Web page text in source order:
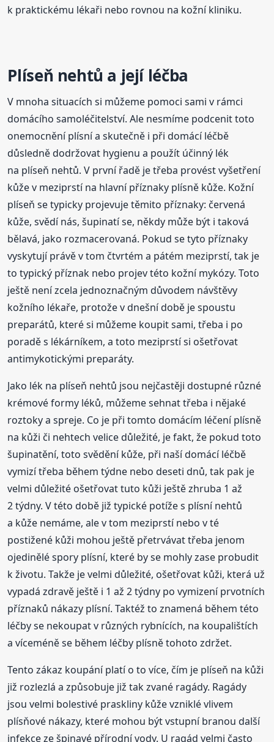
k praktickému lékaři nebo rovnou na kožní kliniku.
Plíseň nehtů a její léčba
V mnoha situacích si můžeme pomoci sami v rámci
domácího samoléčitelství. Ale nesmíme podcenit toto
onemocnění plísní a skutečně i při domácí léčbě
důsledně dodržovat hygienu a použít účinný lék
na plíseň nehtů. V první řadě je třeba provést vyšetření
kůže v meziprstí na hlavní příznaky plísně kůže. Kožní
plíseň se typicky projevuje těmito příznaky: červená
kůže, svědí nás, šupinatí se, někdy může být i taková
bělavá, jako rozmacerovaná. Pokud se tyto příznaky
vyskytují právě v tom čtvrtém a pátém meziprstí, tak je
to typický příznak nebo projev této kožní mykózy. Toto
ještě není zcela jednoznačným důvodem návštěvy
kožního lékaře, protože v dnešní době je spoustu
preparátů, které si můžeme koupit sami, třeba i po
poradě s lékárníkem, a toto meziprstí si ošetřovat
antimykotickými preparáty.
Jako lék na plíseň nehtů jsou nejčastěji dostupné různé
krémové formy léků, můžeme sehnat třeba i nějaké
roztoky a spreje. Co je při tomto domácím léčení plísně
na kůži či nehtech velice důležité, je fakt, že pokud toto
šupinatění, toto svědění kůže, při naší domácí léčbě
vymizí třeba během týdne nebo deseti dnů, tak pak je
velmi důležité ošetřovat tuto kůži ještě zhruba 1 až
2 týdny. V této době již typické potíže s plísní nehtů
a kůže nemáme, ale v tom meziprstí nebo v té
postižené kůži mohou ještě přetrvávat třeba jenom
ojedinělé spory plísní, které by se mohly zase probudit
k životu. Takže je velmi důležité, ošetřovat kůži, která už
vypadá zdravě ještě i 1 až 2 týdny po vymizení prvotních
příznaků nákazy plísní. Taktéž to znamená během této
léčby se nekoupat v různých rybnících, na koupalištích
a víceméně se během léčby plísně tohoto zdržet.
Tento zákaz koupání platí o to více, čím je plíseň na kůži
již rozlezlá a způsobuje již tak zvané ragády. Ragády
jsou velmi bolestivé praskliny kůže vzniklé vlivem
plísňové nákazy, které mohou být vstupní branou další
infekce ze špinavé přírodní vody. U ragád velmi často